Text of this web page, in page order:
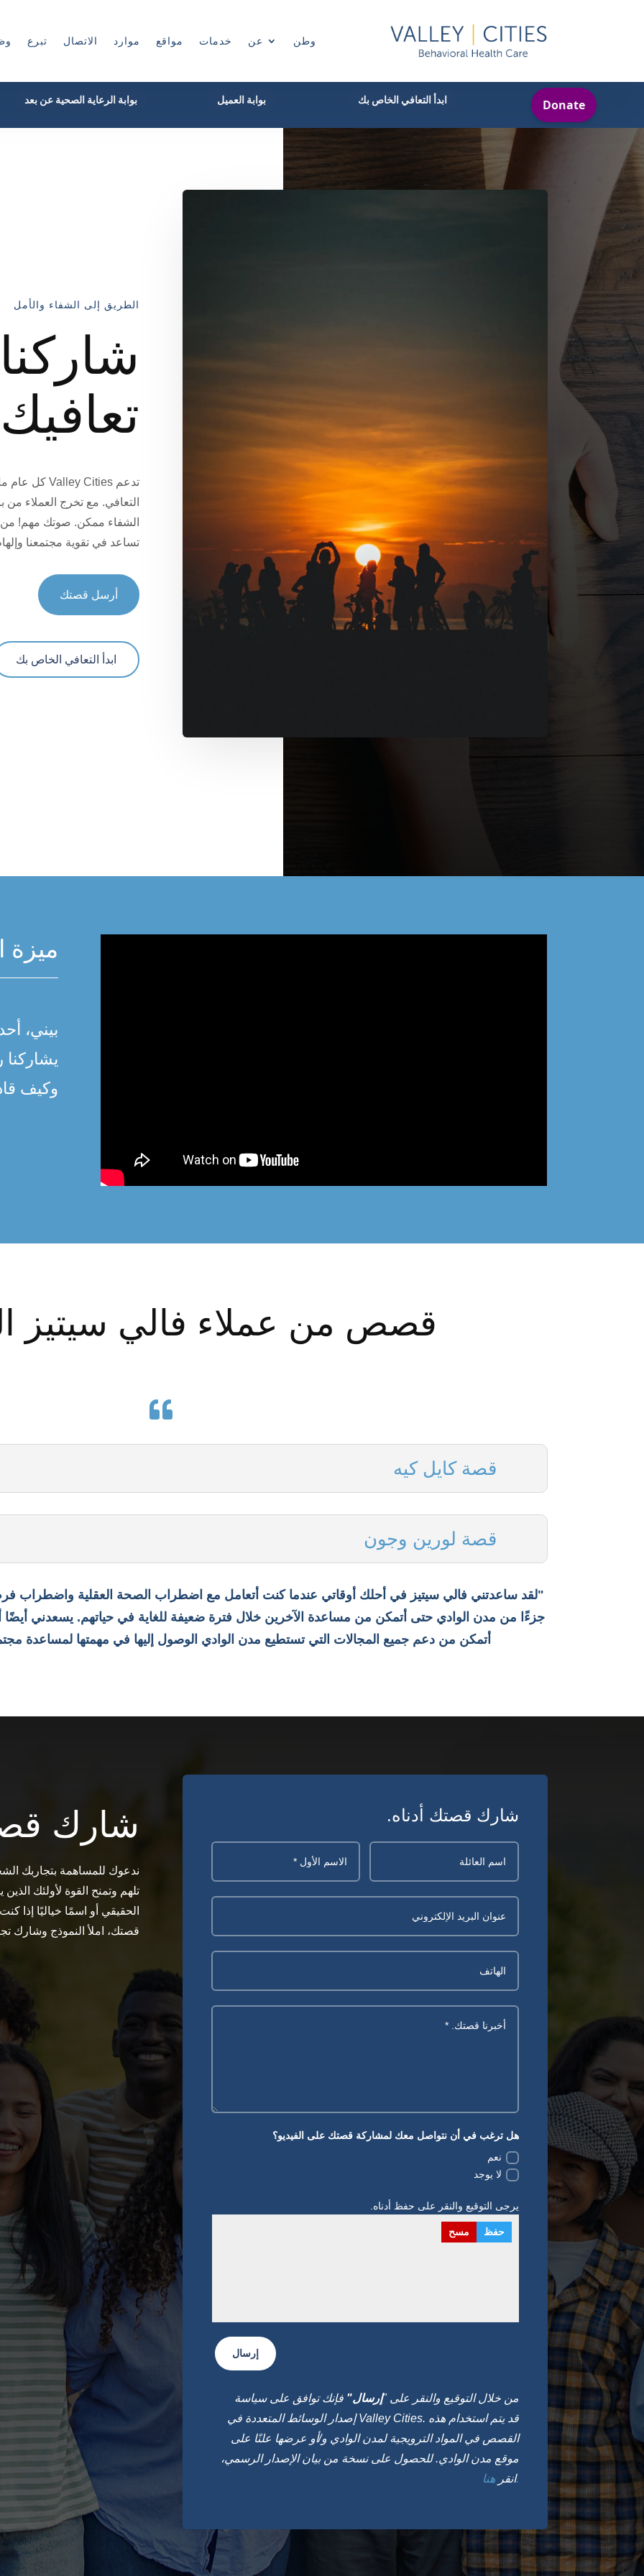
وطن عن خدمات مواقع موارد الاتصال تبرع
بوابة الرعاية الصحية عن بعد بوابة العميل ابدأ التعافي الخاص بك
الطريق إلى الشفاء والأمل
التعافي. مع تخرج العملاء من
الشفاء ممكن. صوتك مهم!
تساعد في تقوية مجتمعنا
أرسل قصتك
ابدأ التعافي الخاص بك
ميزة
بيني،
وكيف
قصص من عملاء فالي سيتيز

قصة كايل كيه
قصة لورين وجون
"لقد ساعدتني فالي سيتيز في أحلك أوقاتي عندما كنت أتعامل مع اضطراب الصحة العقلية واضطراب
جزءًا من مدن الوادي حتى أتمكن من مساعدة الآخرين خلال فترة ضعيفة للغاية في حياتهم. يسعدني أيضًا
أتمكن من دعم جميع المجالات التي تستطيع مدن الوادي الوصول إليها في مهمتها لمساعدة
شارك
ندعوك للمساهمة بتجاربك
تلهم وتمنح القوة لأولئك
الحقيقي أو اسمًا خياليًا إذا
قصتك، املأ النموذج وشارك
شارك قصتك أدناه.
هل ترغب في أن نتواصل معك لمشاركة قصتك على الفيديو؟
نعم
لا يوجد
يرجى التوقيع والنقر على حفظ أدناه.
حفظ مسح
إرسال
من خلال التوقيع والنقر على "إرسال" فإنك توافق على سياسة
إصدار الوسائط المتعددة في Valley Cities. قد يتم استخدام هذه
القصص في المواد الترويجية لمدن الوادي و/أو عرضها علنًا على
موقع مدن الوادي. للحصول على نسخة من بيان الإصدار الرسمي،
انقرهنا.